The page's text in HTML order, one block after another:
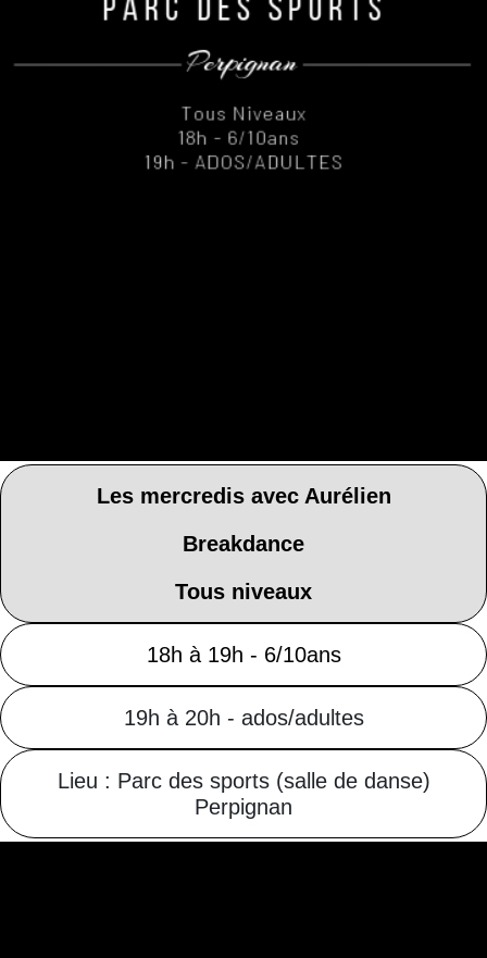
Les mercredis avec Aurélien
Breakdance
Tous niveaux
18h à 19h - 6/10ans
19h à 20h - ados/adultes
Lieu : Parc des sports (salle de danse)
Perpignan